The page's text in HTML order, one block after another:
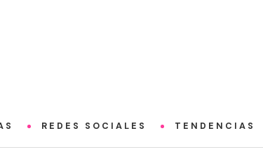
REDES SOCIALES TENDENCIAS